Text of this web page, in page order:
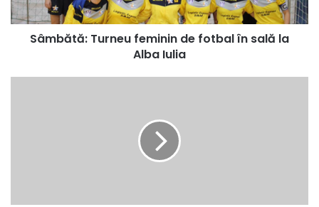
la
Alba
Sâmbătă: Turneu feminin de fotbal în sală la
Alba Iulia